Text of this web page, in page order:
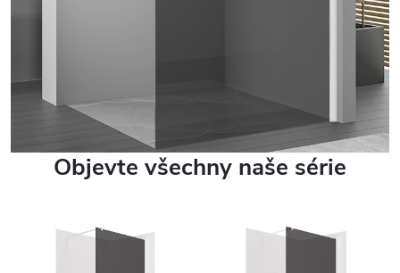
Objevte všechny naše série